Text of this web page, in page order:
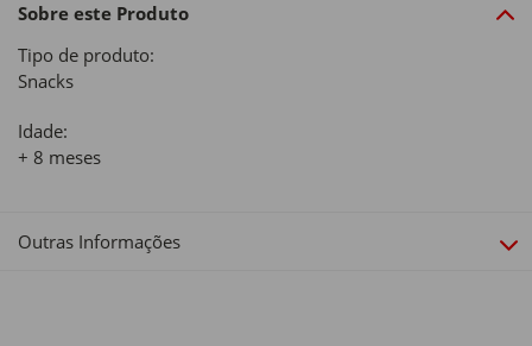
Sobre este Produto
Tipo de produto:
Snacks
Idade:
+ 8 meses
Outras Informações